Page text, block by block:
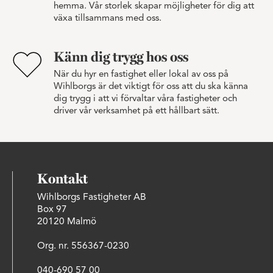
hemma. Vår storlek skapar möjligheter för dig att
växa tillsammans med oss.
Känn dig trygg hos oss
När du hyr en fastighet eller lokal av oss på
Wihlborgs är det viktigt för oss att du ska känna
dig trygg i att vi förvaltar våra fastigheter och
driver vår verksamhet på ett hållbart sätt.
Kontakt
Wihlborgs Fastigheter AB
Box 97
20120 Malmö
Org. nr. 556367-0230
040-690 57 00